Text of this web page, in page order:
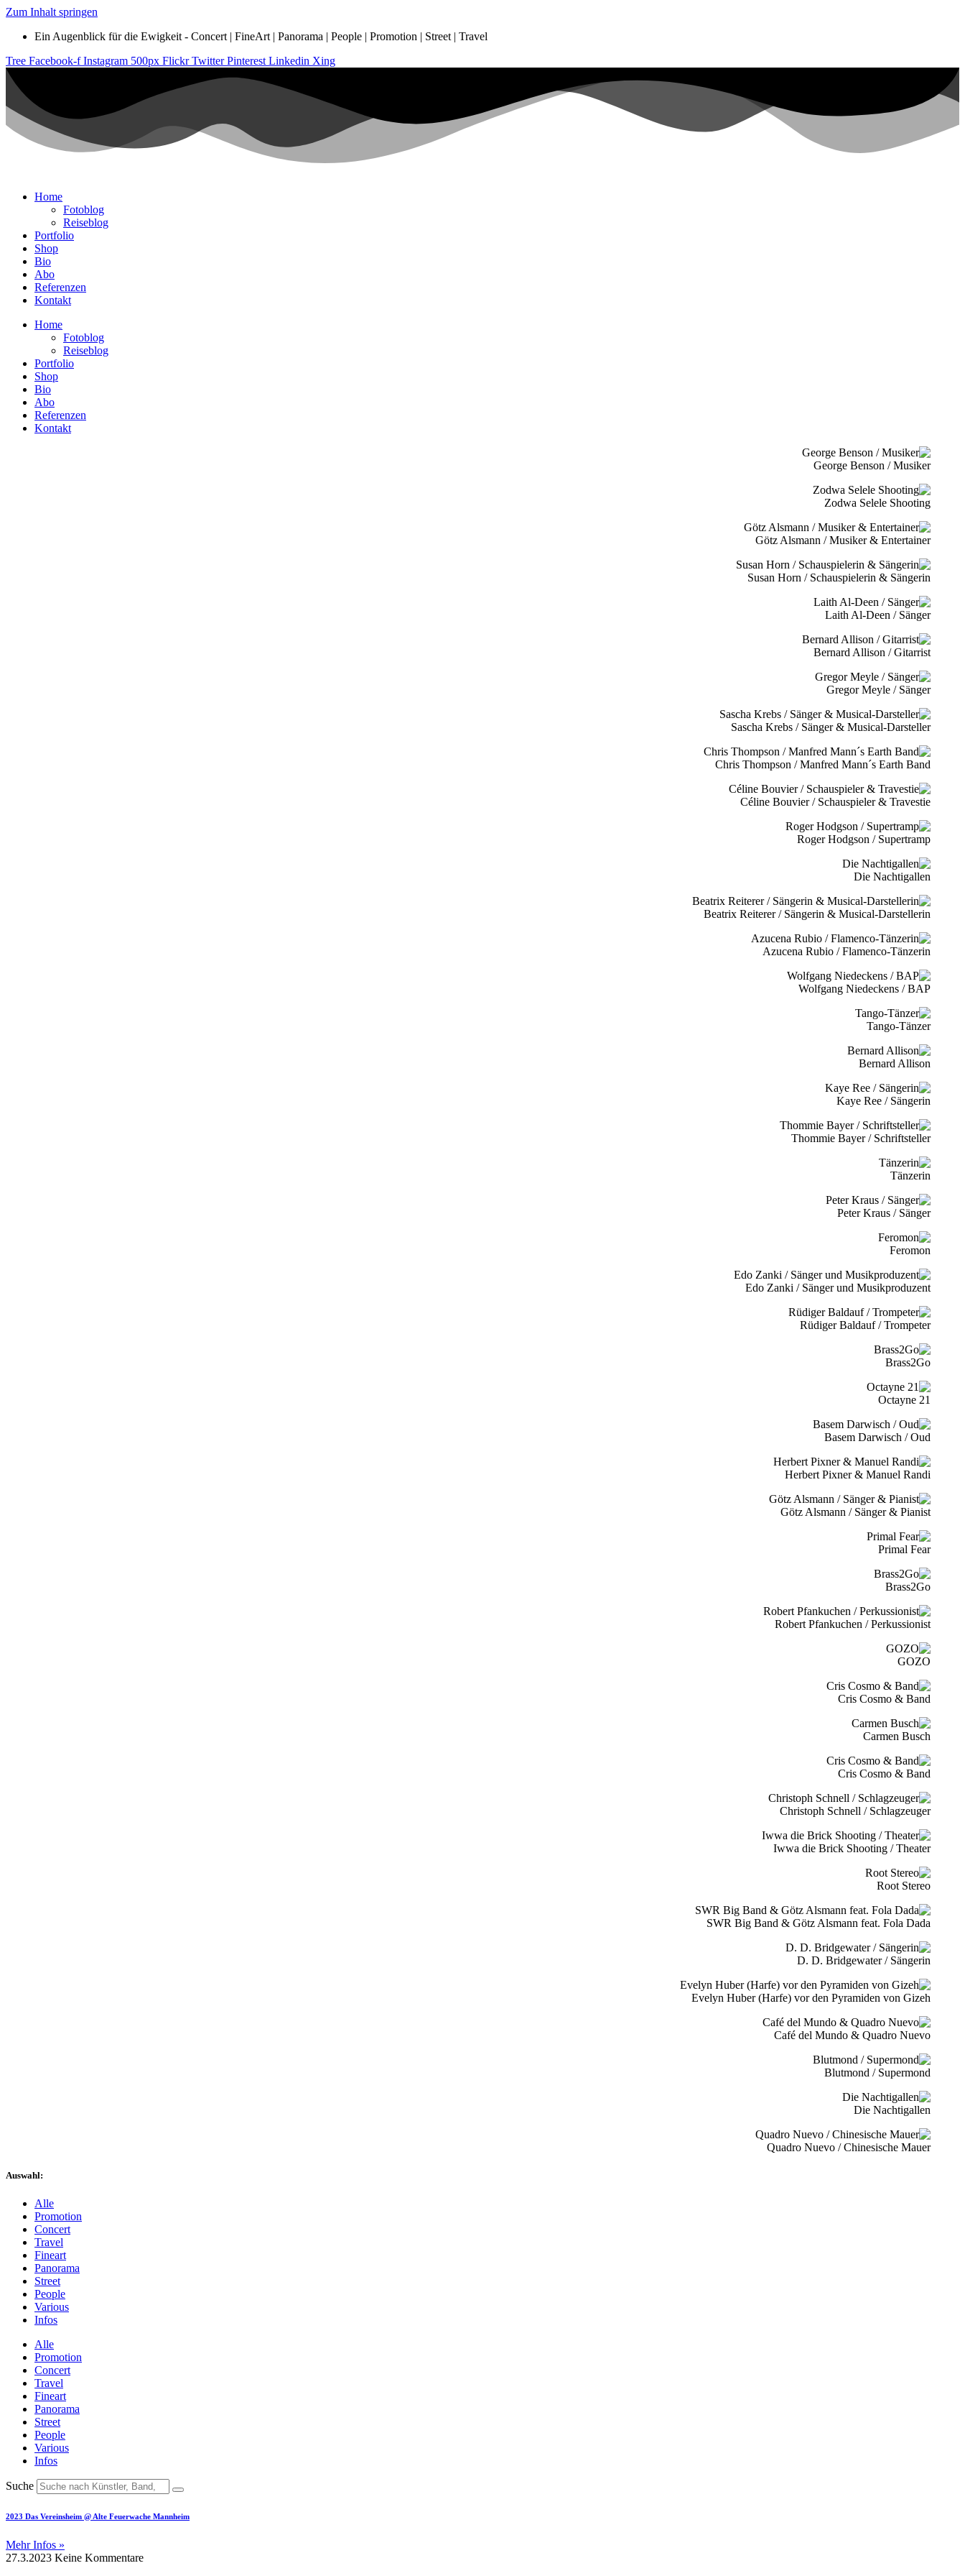
Zum Inhalt springen
Ein Augenblick für die Ewigkeit - Concert | FineArt | Panorama | People | Promotion | Street | Travel
Tree Facebook-f Instagram 500px Flickr Twitter Pinterest Linkedin Xing
Home
Fotoblog
Reiseblog
Portfolio
Shop
Bio
Abo
Referenzen
Kontakt
Home
Fotoblog
Reiseblog
Portfolio
Shop
Bio
Abo
Referenzen
Kontakt
George Benson / Musiker
Zodwa Selele Shooting
Götz Alsmann / Musiker & Entertainer
Susan Horn / Schauspielerin & Sängerin
Laith Al-Deen / Sänger
Bernard Allison / Gitarrist
Gregor Meyle / Sänger
Sascha Krebs / Sänger & Musical-Darsteller
Chris Thompson / Manfred Mann´s Earth Band
Céline Bouvier / Schauspieler & Travestie
Roger Hodgson / Supertramp
Die Nachtigallen
Beatrix Reiterer / Sängerin & Musical-Darstellerin
Azucena Rubio / Flamenco-Tänzerin
Wolfgang Niedeckens / BAP
Tango-Tänzer
Bernard Allison
Kaye Ree / Sängerin
Thommie Bayer / Schriftsteller
Tänzerin
Peter Kraus / Sänger
Feromon
Edo Zanki / Sänger und Musikproduzent
Rüdiger Baldauf / Trompeter
Brass2Go
21 Octayne
Basem Darwisch / Oud
Herbert Pixner & Manuel Randi
Götz Alsmann / Sänger & Pianist
Primal Fear
Brass2Go
Robert Pfankuchen / Perkussionist
GOZO
Cris Cosmo & Band
Carmen Busch
Cris Cosmo & Band
Christoph Schnell / Schlagzeuger
Iwwa die Brick Shooting / Theater
Root Stereo
SWR Big Band & Götz Alsmann feat. Fola Dada
D. D. Bridgewater / Sängerin
Evelyn Huber (Harfe) vor den Pyramiden von Gizeh
Café del Mundo & Quadro Nuevo
Blutmond / Supermond
Die Nachtigallen
Quadro Nuevo / Chinesische Mauer
Auswahl:
Alle
Promotion
Concert
Travel
Fineart
Panorama
Street
People
Various
Infos
Alle
Promotion
Concert
Travel
Fineart
Panorama
Street
People
Various
Infos
Suche
2023 Das Vereinsheim @ Alte Feuerwache Mannheim
Mehr Infos »
27.3.2023 Keine Kommentare